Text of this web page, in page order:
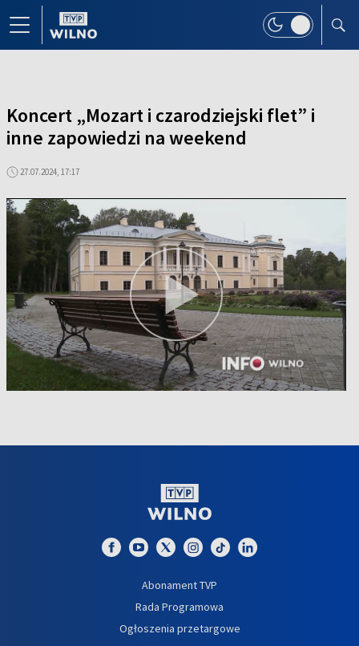
Koncert „Mozart i czarodziejski flet” i
inne zapowiedzi na weekend
27.07.2024, 17:17
Abonament TVP
Rada Programowa
Ogłoszenia przetargowe